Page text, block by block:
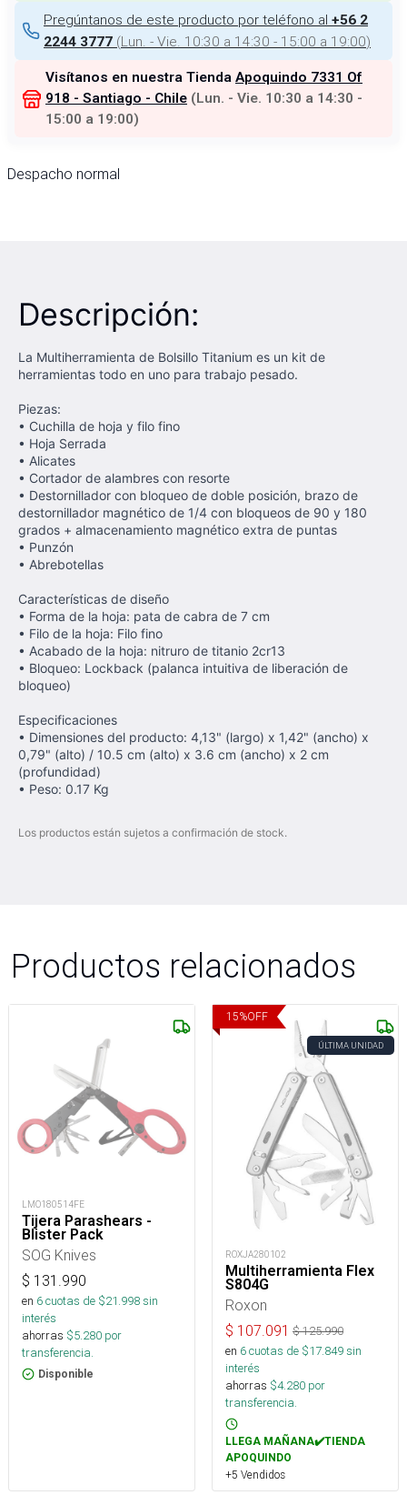
Pregúntanos de este producto por teléfono al +56 2
2244 3777 (Lun. - Vie. 10:30 a 14:30 - 15:00 a 19:00)
Visítanos en nuestra Tienda Apoquindo 7331 Of
918 - Santiago - Chile (Lun. - Vie. 10:30 a 14:30 -
15:00 a 19:00)
Despacho normal
Descripción:
La Multiherramienta de Bolsillo Titanium es un kit de
herramientas todo en uno para trabajo pesado.
Piezas:
• Cuchilla de hoja y filo fino
• Hoja Serrada
• Alicates
• Cortador de alambres con resorte
• Destornillador con bloqueo de doble posición, brazo de
destornillador magnético de 1/4 con bloqueos de 90 y 180
grados + almacenamiento magnético extra de puntas
• Punzón
• Abrebotellas
Características de diseño
• Forma de la hoja: pata de cabra de 7 cm
• Filo de la hoja: Filo fino
• Acabado de la hoja: nitruro de titanio 2cr13
• Bloqueo: Lockback (palanca intuitiva de liberación de
bloqueo)
Especificaciones
• Dimensiones del producto: 4,13" (largo) x 1,42" (ancho) x
0,79" (alto) / 10.5 cm (alto) x 3.6 cm (ancho) x 2 cm
(profundidad)
• Peso: 0.17 Kg
Los productos están sujetos a confirmación de stock.
Productos relacionados
LMO180514FE
Tijera Parashears -
Blister Pack
SOG Knives
$ 131.990
en 6cuotas de $21.998sin
interés
ahorras $5.280 por
transferencia.
Disponible
15%OFF
ÚLTIMA UNIDAD
ROXJA280102
Multiherramienta Flex
S804G
Roxon
$ 107.091 $125.990
en 6cuotas de $17.849sin
interés
ahorras $4.280 por
transferencia.
LLEGA MAÑANA✔️TIENDA
APOQUINDO
+5 Vendidos